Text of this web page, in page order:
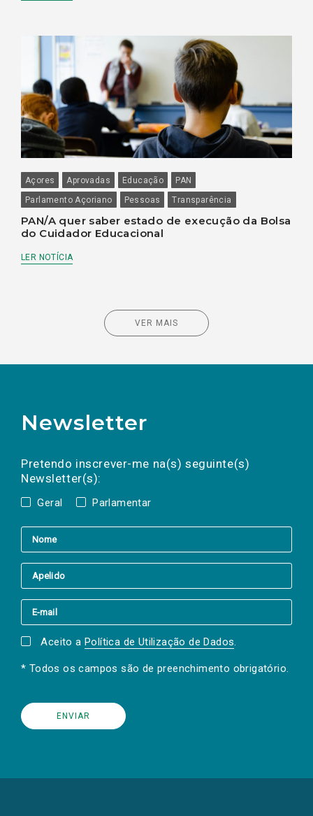
Açores Aprovadas Educação
PAN
Parlamento Açoriano
Pessoas Transparência
PAN/A quer saber estado de execução da Bolsa
do Cuidador Educacional
LER NOTÍCIA
VER MAIS
Newsletter
Pretendo inscrever-me na(s) seguinte(s)
Newsletter(s):
Geral Parlamentar
a(s) newsletter(s).
mail
Aceito a Política de Utilização de Dados.
* Todos os campos são de preenchimento obrigatório.